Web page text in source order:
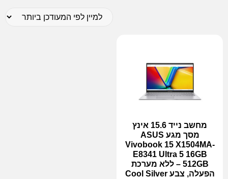
מחשב נייד 15.6 אינץ
מסך מגע ASUS
Vivobook 15 X1504MA-
E8341 Ultra 5 16GB
512GB – ללא מערכת
הפעלה, צבע Cool Silver